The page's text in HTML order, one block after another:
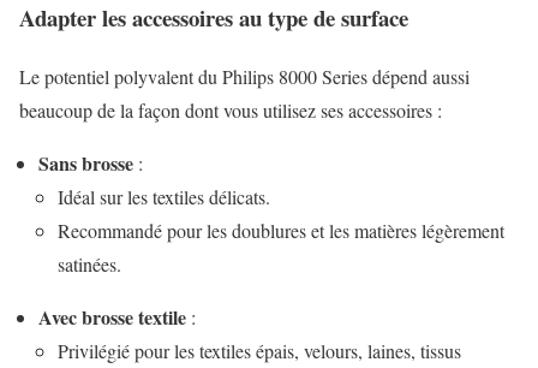
Adapter les accessoires au type de surface
Le potentiel polyvalent du Philips 8000 Series dépend aussi
beaucoup de la façon dont vous utilisez ses accessoires :
Sans brosse :
Idéal sur les textiles délicats.
Recommandé pour les doublures et les matières légèrement
satinées.
Avec brosse textile :
Privilégié pour les textiles épais, velours, laines, tissus